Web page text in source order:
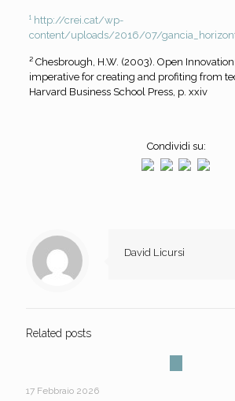
¹ http://crei.cat/wp-
content/uploads/2016/07/
² Chesbrough, H.W. (2003). Open
imperative for creating and profiting from
Harvard Business School Press, p. xxiv
Condividi su:
David Licursi
Related posts
17 Febbraio 2026